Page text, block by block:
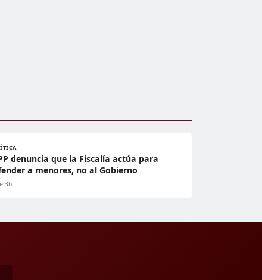
denuncia que la Fiscalía actúa para
a menores, no al Gobierno
3h